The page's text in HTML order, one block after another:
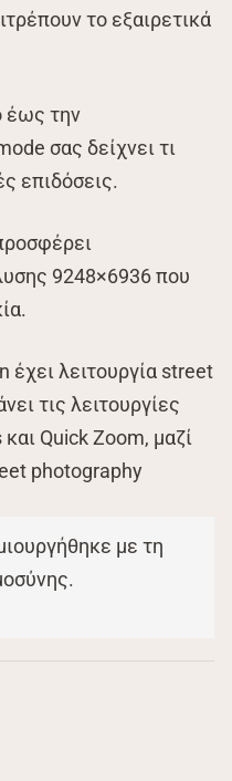
το εξαιρετικά
έως την
σας δείχνει τι
επιδόσεις.
9248×6936 που
λειτουργία street
τις λειτουργίες
Quick Zoom, μαζί
photography
με τη